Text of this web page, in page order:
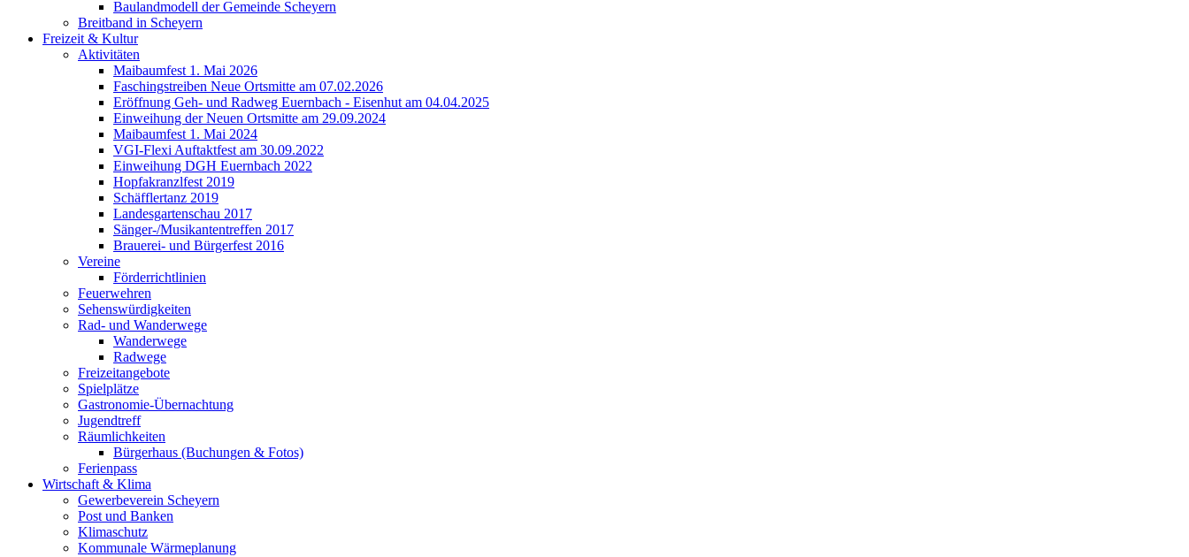
Baulandmodell der Gemeinde Scheyern
Breitband in Scheyern
Freizeit & Kultur
Aktivitäten
Maibaumfest 1. Mai 2026
Faschingstreiben Neue Ortsmitte am 07.02.2026
Eröffnung Geh- und Radweg Euernbach - Eisenhut am 04.04.2025
Einweihung der Neuen Ortsmitte am 29.09.2024
Maibaumfest 1. Mai 2024
VGI-Flexi Auftaktfest am 30.09.2022
Einweihung DGH Euernbach 2022
Hopfakranzlfest 2019
Schäfflertanz 2019
Landesgartenschau 2017
Sänger-/Musikantentreffen 2017
Brauerei- und Bürgerfest 2016
Vereine
Förderrichtlinien
Feuerwehren
Sehenswürdigkeiten
Rad- und Wanderwege
Wanderwege
Radwege
Freizeitangebote
Spielplätze
Gastronomie-Übernachtung
Jugendtreff
Räumlichkeiten
Bürgerhaus (Buchungen & Fotos)
Ferienpass
Wirtschaft & Klima
Gewerbeverein Scheyern
Post und Banken
Klimaschutz
Kommunale Wärmeplanung